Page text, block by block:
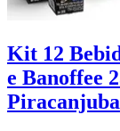
Kit 12
e Banoffee
Piracanjuba